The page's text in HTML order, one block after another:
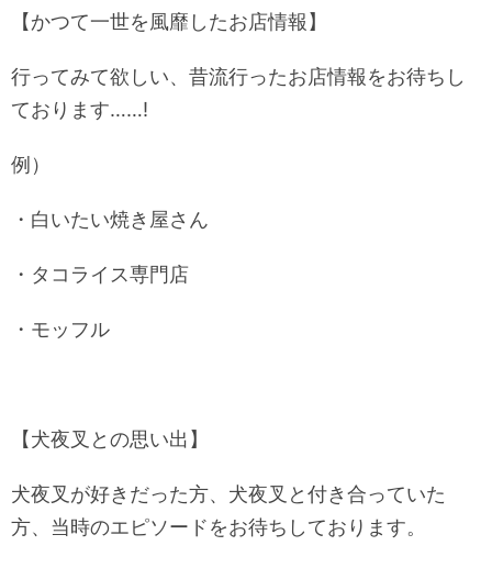
【かつて一世を風靡したお店情報】
行ってみて欲しい、昔流行ったお店情報をお待ちし
ております……!
例）
・白いたい焼き屋さん
・タコライス専門店
・モッフル
【犬夜叉との思い出】
犬夜叉が好きだった方、犬夜叉と付き合っていた
方、当時のエピソードをお待ちしております。